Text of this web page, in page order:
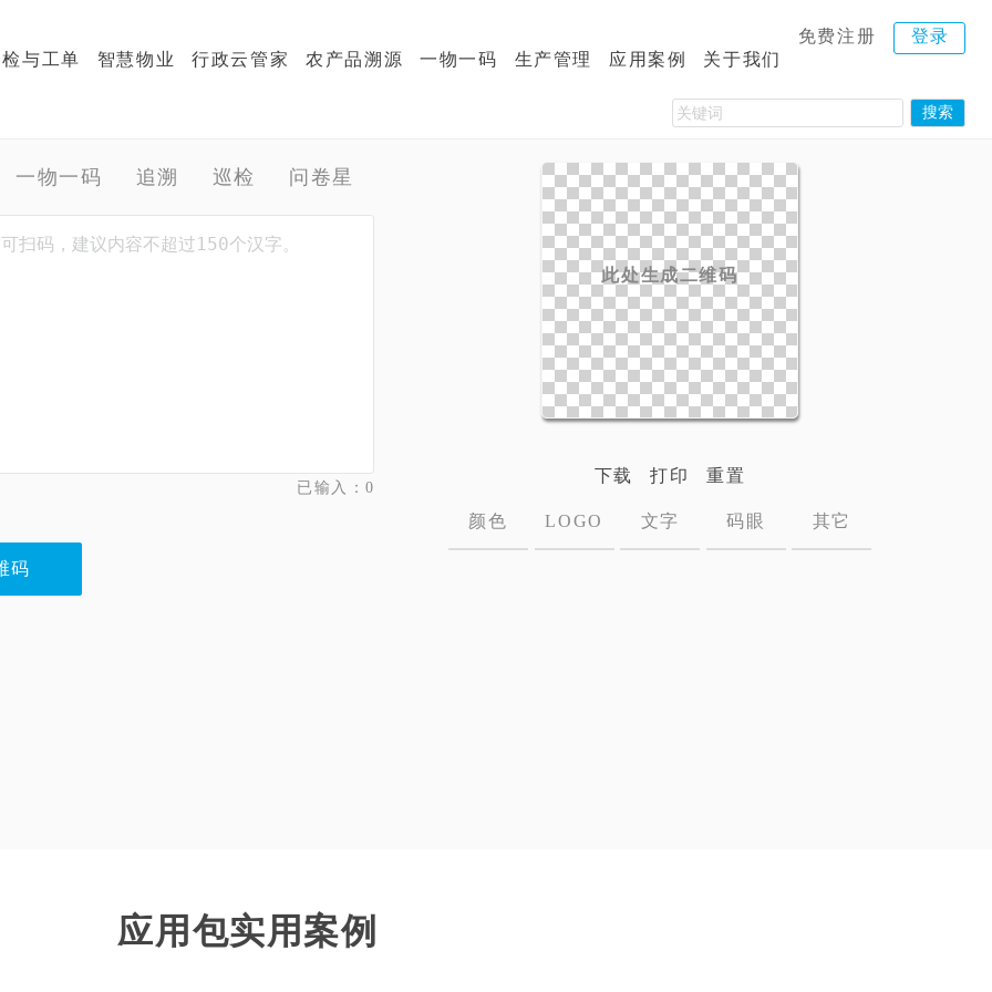
免费注册
登录
与工单
智慧物业 行政云管家 农产品溯源 一物一码 生产管理 应用案例 关于我们
一物一码 追溯 巡检 问卷星
已输入：0
码
下载 打印 重置
颜色 LOGO 文字 码眼 其它
应用包实用案例